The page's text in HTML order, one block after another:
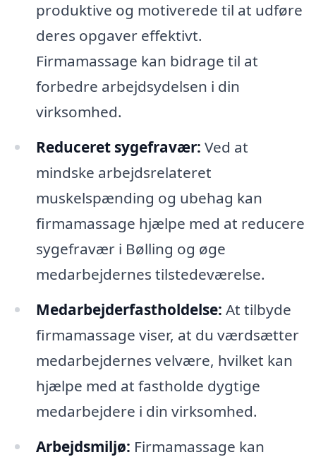
produktive og motiverede til at udføre
deres opgaver effektivt.
Firmamassage kan bidrage til at
forbedre arbejdsydelsen i din
virksomhed.
Reduceret sygefravær: Ved at
mindske arbejdsrelateret
muskelspænding og ubehag kan
firmamassage hjælpe med at reducere
sygefravær i Bølling og øge
medarbejdernes tilstedeværelse.
Medarbejderfastholdelse: At tilbyde
firmamassage viser, at du værdsætter
medarbejdernes velvære, hvilket kan
hjælpe med at fastholde dygtige
medarbejdere i din virksomhed.
Arbejdsmiljø: Firmamassage kan